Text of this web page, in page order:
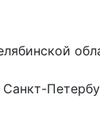
Санкт-